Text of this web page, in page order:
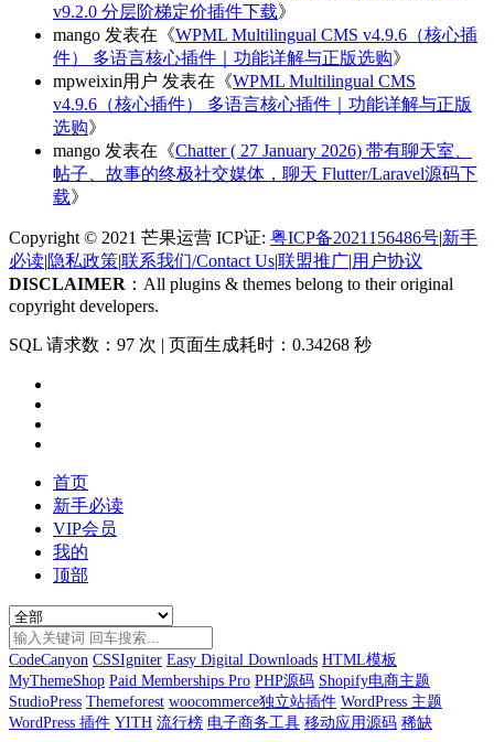
v9.2.0 分层阶梯定价插件下载》
mango 发表在《WPML Multilingual CMS v4.9.6（核心插
件） 多语言核心插件｜功能详解与正版选购》
mpweixin用户 发表在《WPML Multilingual CMS
v4.9.6（核心插件） 多语言核心插件｜功能详解与正版
选购》
mango 发表在《Chatter ( 27 January 2026) 带有聊天室、
帖子、故事的终极社交媒体，聊天 Flutter/Laravel源码下
载》
Copyright © 2021 芒果运营 ICP证: 粤ICP备2021156486号|新手
必读|隐私政策|联系我们/Contact Us|联盟推广|用户协议
DISCLAIMER ：All plugins & themes belong to their original
copyright developers.
SQL 请求数：97 次 | 页面生成耗时：0.34268 秒
首页
新手必读
VIP会员
我的
顶部
CodeCanyon CSSIgniter Easy Digital Downloads HTML模板
MyThemeShop Paid Memberships Pro PHP源码 Shopify电商主题
StudioPress Themeforest woocommerce独立站插件 WordPress 主题
WordPress 插件 YITH 流行榜 电子商务工具 移动应用源码 稀缺